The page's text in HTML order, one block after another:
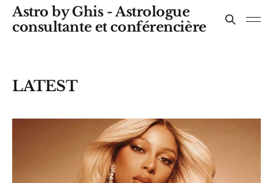
Astro by Ghis - Astrologue
consultante et conférencière
LATEST